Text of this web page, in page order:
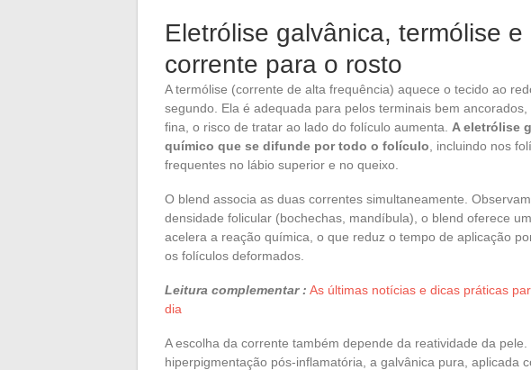
Eletrólise galvânica, termólise
corrente para o rosto
A termólise (corrente de alta frequência) aquece o tecido ao
segundo. Ela é adequada para pelos terminais bem
fina, o risco de tratar ao lado do folículo aumenta. A eletrólise
químico que se difunde por todo o folículo , incluindo nos
frequentes no lábio superior e no queixo.
O blend associa as duas correntes simultaneamente.
densidade folicular (bochechas, mandíbula), o blend oferece
acelera a reação química, o que reduz o tempo de aplicação
os folículos deformados.
Leitura complementar : As últimas notícias e dicas práticas
dia
A escolha da corrente também depende da reatividade da
hiperpigmentação pós-inflamatória, a galvânica pura, aplicada